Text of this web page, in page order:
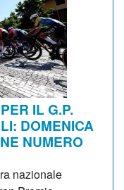
IL G.P.
DOMENICA
NUMERO
nazionale